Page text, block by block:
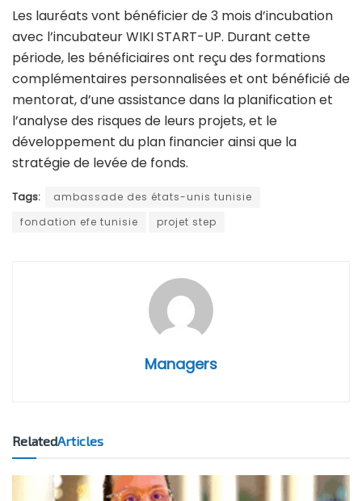
Les lauréats vont bénéficier de 3 mois d’incubation
avec l’incubateur WIKI START-UP. Durant cette
période, les bénéficiaires ont reçu des formations
complémentaires personnalisées et ont bénéficié de
mentorat, d’une assistance dans la planification et
l’analyse des risques de leurs projets, et le
développement du plan financier ainsi que la
stratégie de levée de fonds.
Tags:
ambassade des états-unis tunisie
fondation efe tunisie
projet step
Managers
RelatedArticles